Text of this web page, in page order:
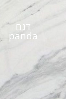
דגם
panda